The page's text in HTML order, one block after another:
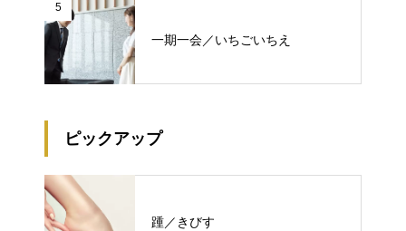
5
一期一会／いちごいちえ
ピックアップ
踵／きびす